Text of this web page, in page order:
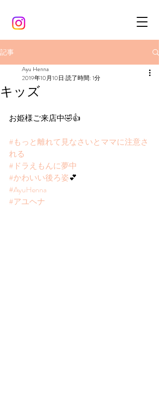
記事
キッズ
Ayu Henna
2019年10月10日 読了時間: 1分
お姫様ご来店中🤣👍
#もっと離れて見なさいとママに注意さ
れる
#ドラえもんに夢中
#かわいい後ろ姿💕
#AyuHenna
#アユヘナ